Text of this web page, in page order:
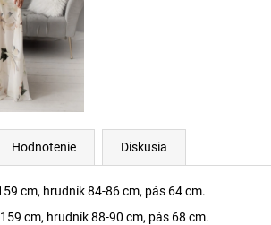
Hodnotenie Diskusia
cm, hrudník 84-86 cm, pás 64 cm.
cm, hrudník 88-90 cm, pás 68 cm.